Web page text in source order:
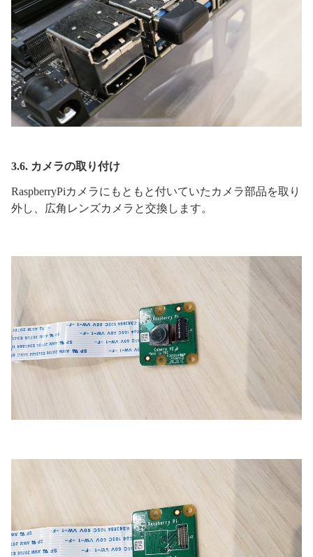
3.6. カメラの取り付け
RaspberryPiカメラにもともと付いていたカメラ部品を取り
外し、広角レンズカメラと交換します。